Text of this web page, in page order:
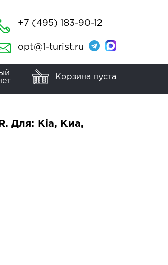
+7 (495) 183-90-12
opt@1-turist.ru
Корзина пуста
Для: Kia, Киа,